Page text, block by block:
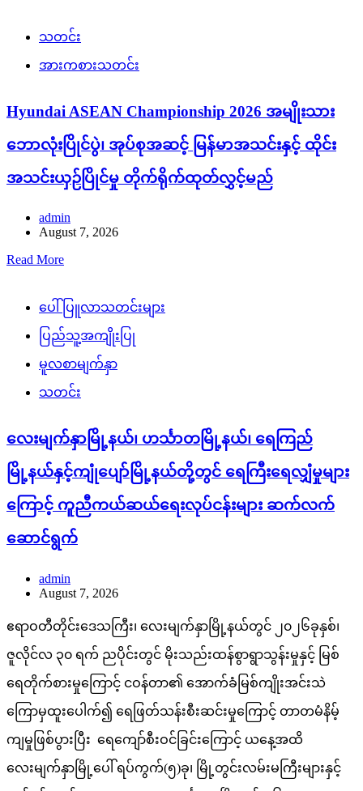
သတင်း
အားကစားသတင်း
Hyundai ASEAN Championship 2026 အမျိုးသား
ဘောလုံးပြိုင်ပွဲ၊ အုပ်စုအဆင့် မြန်မာအသင်းနှင့် ထိုင်း
အသင်းယှဉ်ပြိုင်မှု တိုက်ရိုက်ထုတ်လွှင့်မည်
admin
August 7, 2026
Read More
ပေါ်ပြူလာသတင်းများ
ပြည်သူ့အကျိုးပြု
မူလစာမျက်နှာ
သတင်း
လေးမျက်နှာမြို့နယ်၊ ဟင်္သာတမြို့နယ်၊ ရေကြည်
မြို့နယ်နှင့်ကျုံပျော်မြို့နယ်တို့တွင် ရေကြီးရေလျှံမှုများ
ကြောင့် ကူညီကယ်ဆယ်ရေးလုပ်ငန်းများ ဆက်လက်
ဆောင်ရွက်
admin
August 7, 2026
ဧရာဝတီတိုင်းဒေသကြီး၊ လေးမျက်နှာမြို့နယ်တွင် ၂၀၂၆ခုနှစ်၊
ဇူလိုင်လ ၃၀ ရက် ညပိုင်းတွင် မိုးသည်းထန်စွာရွာသွန်းမှုနှင့် မြစ်
ရေတိုက်စားမှုကြောင့် ငဝန်တာ၏ အောက်ခံမြစ်ကျိုးအင်းသဲ
ကြောမှထူးပေါက်၍ ရေဖြတ်သန်းစီးဆင်းမှုကြောင့် တာတမံနိမ့်
ကျမှုဖြစ်ပွားပြီး ရေကျော်စီးဝင်ခြင်းကြောင့် ယနေ့အထိ
လေးမျက်နှာမြို့ပေါ် ရပ်ကွက်(၅)ခု၊ မြို့တွင်းလမ်းမကြီးများနှင့်